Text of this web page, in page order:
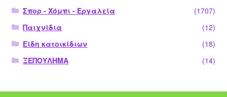
Σπορ - Χόμπι - Εργαλεία
(1707)
Παιχνίδια
(12)
Είδη κατοικίδιων
(18)
ΞΕΠΟΥΛΗΜΑ
(14)